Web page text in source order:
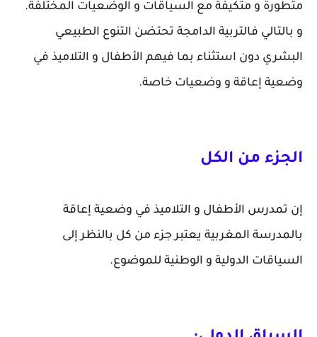
متطورة و متكيفة مع السياقات و الوضعيات المختلفة.
و بالتالي فالتربية الدامجة تحتضن التنوع الطبيعي
البشري دون استثناء بما فيهم الأطفال و التلاميذ في
وضعية إعاقة و وضعيات خاصة.
الجزء من الكل
إن تمدرس الأطفال و التلاميذ في وضعية إعاقة
بالمدرسة المغربية يعتبر جزء من كل بالنظر إلى
السياقات الدولية و الوطنية للموضوع.